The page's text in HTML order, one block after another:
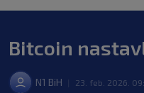
Bitcoin
N1 BiH 23. feb. 2026.